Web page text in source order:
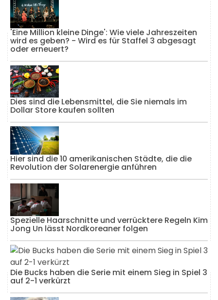
'Eine Million kleine Dinge': Wie viele Jahreszeiten
wird es geben? - Wird es für Staffel 3 abgesagt
oder erneuert?
Dies sind die Lebensmittel, die Sie niemals im
Dollar Store kaufen sollten
Hier sind die 10 amerikanischen Städte, die die
Revolution der Solarenergie anführen
Spezielle Haarschnitte und verrücktere Regeln Kim
Jong Un lässt Nordkoreaner folgen
Die Bucks haben die Serie mit einem Sieg in Spiel 3
auf 2-1 verkürzt